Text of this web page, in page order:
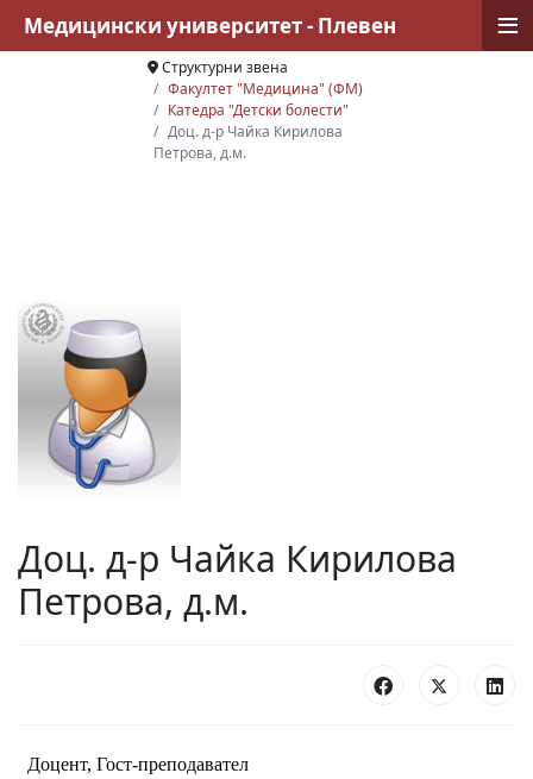
Структурни звена
Факултет "Медицина" (ФМ)
Катедра "Детски болести"
Доц. д-р Чайка Кирилова
Петрова, д.м.
Доц. д-р Чайка Кирилова
Петрова, д.м.
Медицински университет - Плевен ≡